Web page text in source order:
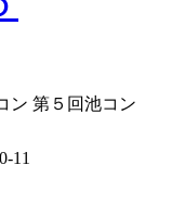
ン 第５回池コン
11